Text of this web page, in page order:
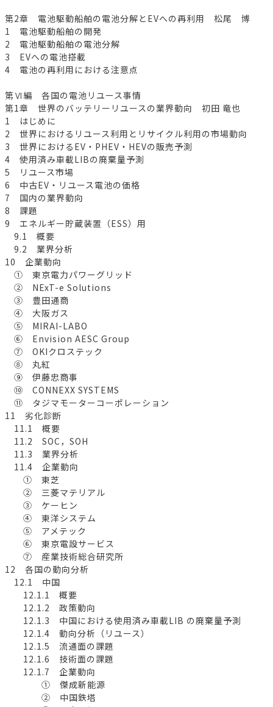
第2章 電池駆動船舶の電池分解とEVへの再利用 松尾 博
1 電池駆動船舶の開発
2 電池駆動船舶の電池分解
3 EVへの電池搭載
4 電池の再利用における注意点
第Ⅵ編 各国の電池リユース事情
第1章 世界のバッテリーリユースの業界動向 初田 竜也
1 はじめに
2 世界におけるリユース利用とリサイクル利用の市場動向
3 世界におけるEV・PHEV・HEVの販売予測
4 使用済み車載LIBの廃棄量予測
5 リユース市場
6 中古EV・リユース電池の価格
7 国内の業界動向
8 課題
9 エネルギー貯蔵装置（ESS）用
9.1 概要
9.2 業界分析
10 企業動向
① 東京電力パワーグリッド
② NExT-e Solutions
③ 豊田通商
④ 大阪ガス
⑤ MIRAI-LABO
⑥ Envision AESC Group
⑦ OKIクロステック
⑧ 丸紅
⑨ 伊藤忠商事
⑩ CONNEXX SYSTEMS
⑪ タジマモーターコーポレーション
11 劣化診断
11.1 概要
11.2 SOC，SOH
11.3 業界分析
11.4 企業動向
① 東芝
② 三菱マテリアル
③ ケーヒン
④ 東洋システム
⑤ アメテック
⑥ 東京電設サービス
⑦ 産業技術総合研究所
12 各国の動向分析
12.1 中国
12.1.1 概要
12.1.2 政策動向
12.1.3 中国における使用済み車載LIB の廃棄量予測
12.1.4 動向分析（リユース）
12.1.5 流通面の課題
12.1.6 技術面の課題
12.1.7 企業動向
① 傑成新能源
② 中国鉄塔